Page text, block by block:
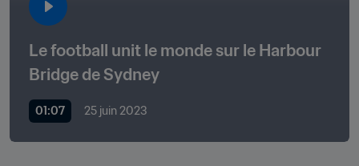
Le football unit le monde sur le Harbour
Bridge de Sydney
01:07 25 juin 2023